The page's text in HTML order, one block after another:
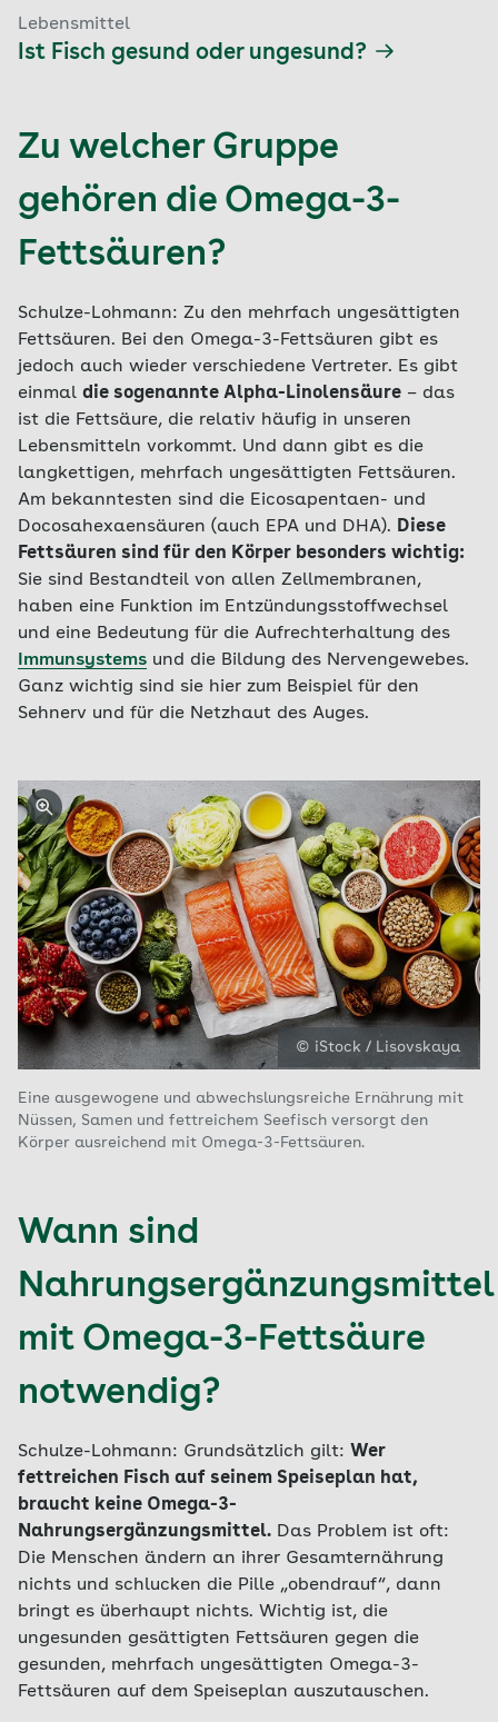
Lebensmittel
Ist Fisch gesund oder ungesund?
Zu welcher Gruppe
gehören die Omega-3-
Fettsäuren?
Schulze-Lohmann: Zu den mehrfach ungesättigten
Fettsäuren. Bei den Omega-3-Fettsäuren gibt es
jedoch auch wieder verschiedene Vertreter. Es gibt
einmal die sogenannte Alpha-Linolensäure – das
ist die Fettsäure, die relativ häufig in unseren
Lebensmitteln vorkommt. Und dann gibt es die
langkettigen, mehrfach ungesättigten Fettsäuren.
Am bekanntesten sind die Eicosapentaen- und
Docosahexaensäuren (auch EPA und DHA). Diese
Fettsäuren sind für den Körper besonders wichtig:
Sie sind Bestandteil von allen Zellmembranen,
haben eine Funktion im Entzündungsstoffwechsel
und eine Bedeutung für die Aufrechterhaltung des
Immunsystems und die Bildung des Nervengewebes.
Ganz wichtig sind sie hier zum Beispiel für den
Sehnerv und für die Netzhaut des Auges.
© iStock / Lisovskaya
Eine ausgewogene und abwechslungsreiche Ernährung mit
Nüssen, Samen und fettreichem Seefisch versorgt den
Körper ausreichend mit Omega-3-Fettsäuren.
Wann sind
Nahrungsergänzungsmittel
mit Omega-3-Fettsäure
notwendig?
Schulze-Lohmann: Grundsätzlich gilt: Wer
fettreichen Fisch auf seinem Speiseplan hat,
braucht keine Omega-3-
Nahrungsergänzungsmittel. Das Problem ist oft:
Die Menschen ändern an ihrer Gesamternährung
nichts und schlucken die Pille „obendrauf“, dann
bringt es überhaupt nichts. Wichtig ist, die
ungesunden gesättigten Fettsäuren gegen die
gesunden, mehrfach ungesättigten Omega-3-
Fettsäuren auf dem Speiseplan auszutauschen.